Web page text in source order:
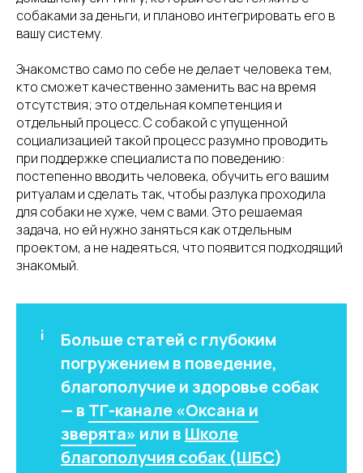
собаками за деньги, и планово интегрировать его в
вашу систему.
Знакомство само по себе не делает человека тем,
кто сможет качественно заменить вас на время
отсутствия; это отдельная компетенция и
отдельный процесс. С собакой с упущенной
социализацией такой процесс разумно проводить
при поддержке специалиста по поведению:
постепенно вводить человека, обучить его вашим
ритуалам и сделать так, чтобы разлука проходила
для собаки не хуже, чем с вами. Это решаемая
задача, но ей нужно заняться как отдельным
проектом, а не надеяться, что появится подходящий
знакомый.
Больше статей с глубоким
погружением в поведение,
благополучие и здоровье собак
— в ТГ-канале «Оксана и
зверята» или в Школе
благополучия собак (ШБС)